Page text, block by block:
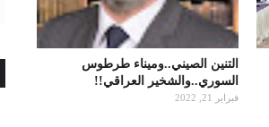
التنين الصيني..وميناء طرطوس
السوري..والشخير العراقي!!
فبراير 21, 2022